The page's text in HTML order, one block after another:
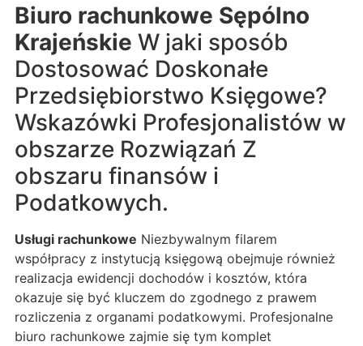
Biuro rachunkowe Sępólno
Krajeńskie W jaki sposób
Dostosować Doskonałe
Przedsiębiorstwo Księgowe?
Wskazówki Profesjonalistów w
obszarze Rozwiązań Z
obszaru finansów i
Podatkowych.
Usługi rachunkowe Niezbywalnym filarem
współpracy z instytucją księgową obejmuje również
realizacja ewidencji dochodów i kosztów, która
okazuje się być kluczem do zgodnego z prawem
rozliczenia z organami podatkowymi. Profesjonalne
biuro rachunkowe zajmie się tym komplet